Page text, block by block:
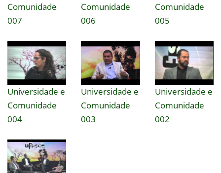
Comunidade
007
Comunidade
006
Comunidade
005
Universidade e
Comunidade
004
Universidade e
Comunidade
003
Universidade e
Comunidade
002